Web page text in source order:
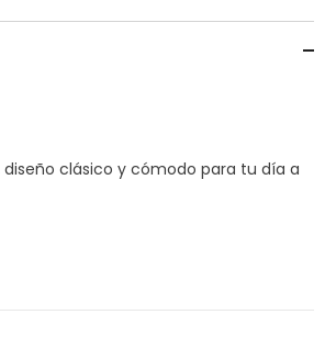
diseño clásico y cómodo para tu día a